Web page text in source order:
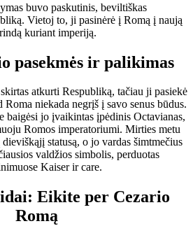
buvo paskutinis, beviltiškas
Vietoj to, ji pasinėrė į Romą į naują
kuriant imperiją.
pasekmės ir palikimas
atkurti Respubliką, tačiau ji pasiekė
niekada negrįš į savo senus būdus.
baigėsi jo įvaikintas įpėdinis Octavianas,
Romos imperatoriumi. Mirties metu
statusą, o jo vardas šimtmečius
valdžios simbolis, perduotas
Kaiser ir care.
Eikite per Cezario
Romą